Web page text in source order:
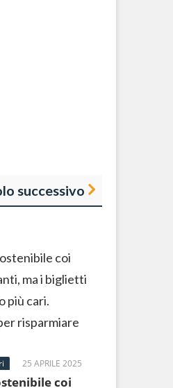
successivo
25 APRILE 2025
coi